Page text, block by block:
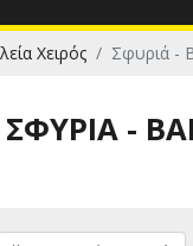
Χειρός Σφυριά -
ΣΦΥΡΙΆ -